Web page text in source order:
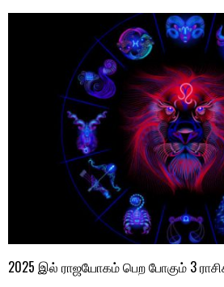
2025 இல் ராஜயோகம் பெற போகும் 3